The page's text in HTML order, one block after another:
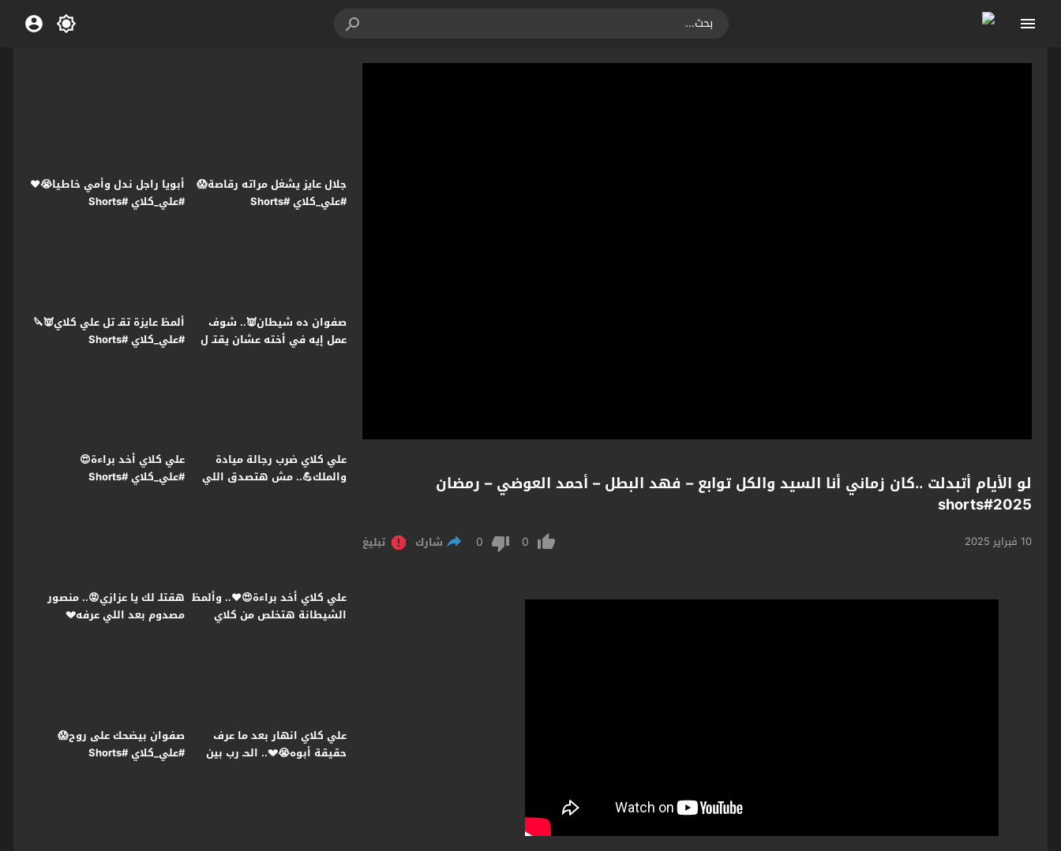
لو الأيام أتبدلت ..كان زماني أنا السيد والكل توابع – فهد البطل – أحمد العوضي – رمضان
2025#shorts
10 فبراير 2025 0
0 شارك تبليغ
جلال عايز يشغل مراته رقاصة😱
#علي_كلاي #Shorts
أبويا راجل ندل وأمي خاطيا😭❤️
#علي_كلاي #Shorts
صفوان ده شيطان👿.. شوف
عمل إيه في أخته عشان يقتـ ل
ألمظ عايزة تقـ تل علي كلاي👿🔪
#علي_كلاي #Shorts
علي كلاي ضرب رجالة ميادة
والملك💪.. مش هتصدق اللي
علي كلاي أخد براءة😍
#علي_كلاي #Shorts
علي كلاي أخد براءة😍❤️.. وألمظ
الشيطانة هتخلص من كلاي
هقتلـ لك يا عزازي😡.. منصور
مصدوم بعد اللي عرفه💔
علي كلاي انهار بعد ما عرف
حقيقة أبوه😭💔.. الحـ رب بين
صفوان بيضحك على روح😱
#علي_كلاي #Shorts